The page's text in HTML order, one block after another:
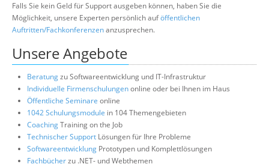
Falls Sie kein Geld für Support ausgeben können, haben Sie die
Möglichkeit, unsere Experten persönlich auföffentlichen
Auftritten/Fachkonferenzenanzusprechen.
Unsere Angebote
Beratungzu Softwareentwicklung und IT-Infrastruktur
Individuelle Firmenschulungenonline oder bei Ihnen im Haus
Öffentliche Seminare online
1042 Schulungsmodule in 104 Themengebieten
CoachingTraining on the Job
Technischer Support Lösungen für Ihre Probleme
Softwareentwicklung Prototypen und Komplettlösungen
Fachbücherzu .NET- und Webthemen